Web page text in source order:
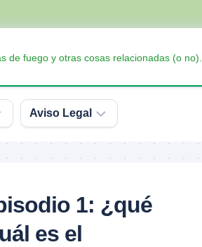
de fuego y otras cosas relacionadas (o no).
no
Blindaje
Aviso Legal
de
1: ¿qué
es el